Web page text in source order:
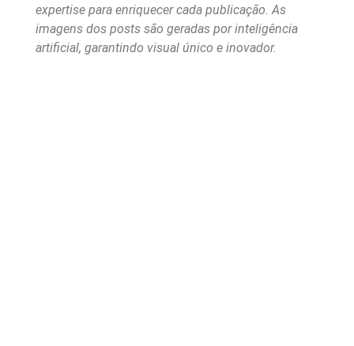
expertise para enriquecer cada publicação. As
imagens dos posts são geradas por inteligência
artificial, garantindo visual único e inovador.